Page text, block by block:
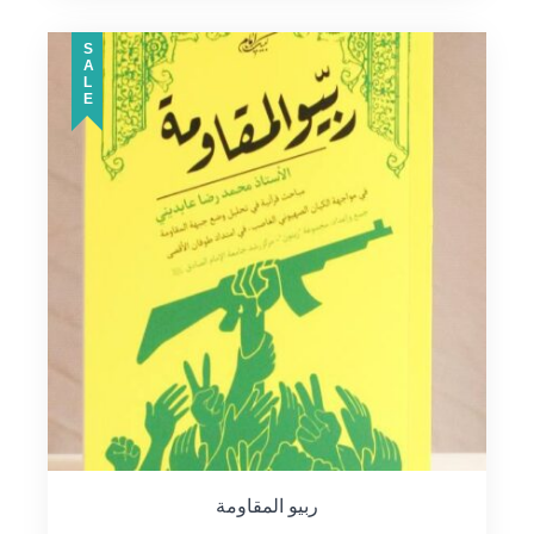
SALE
ربيو المقاومة